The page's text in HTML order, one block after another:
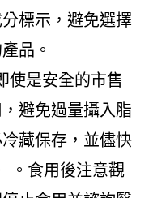
標示，避免選擇
品。
使是安全的市售
避免過量攝入脂
藏保存，並儘快
。食用後注意觀